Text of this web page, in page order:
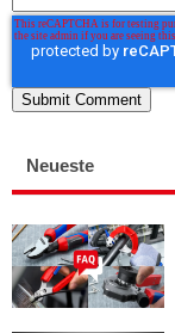
Neueste